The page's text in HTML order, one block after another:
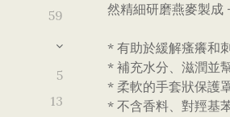
59
5
13
然精細研磨燕麥製成
* 有助於緩解瘙癢和刺
* 補充水分、滋潤並
* 柔軟的手套狀保護
* 不含香料、對羥基